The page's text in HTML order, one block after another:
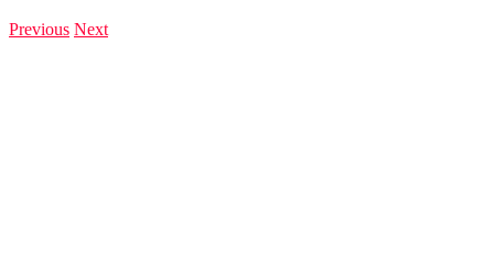
Previous Next